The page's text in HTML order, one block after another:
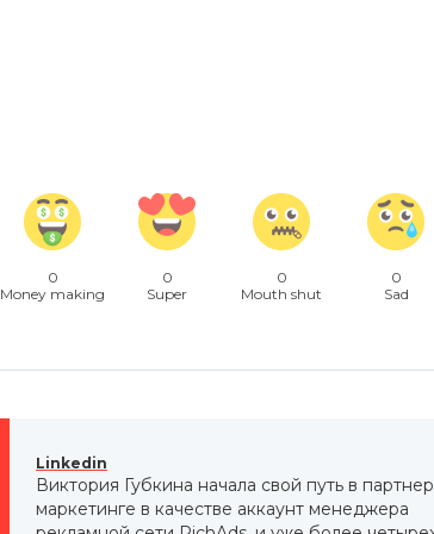
0
Money making
0
Super
0
Mouth shut
0
Sad
Linkedin
Виктория Губкина начала свой путь в
маркетинге в качестве аккаунт менеджера